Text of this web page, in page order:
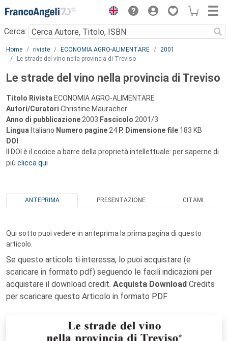
Menu
Cerca:
Main content
Home riviste ECONOMIA AGRO-ALIMENTARE
2001
Le strade del vino nella provincia di Treviso
Le strade del vino nella provincia di Treviso
Titolo Rivista ECONOMIA AGRO-ALIMENTARE
Autori/Curatori Christine Mauracher
Anno di pubblicazione 2003 Fascicolo 2001/3
Lingua Italiano Numero pagine 24 P. Dimensione file 183 KB
DOI
Il DOI è il codice a barre della proprietà intellettuale: per saperne di
più clicca qui
ANTEPRIMA PRESENTAZIONE CITAMI
Qui sotto puoi vedere in anteprima la prima pagina di questo
articolo.
Se questo articolo ti interessa, lo puoi acquistare (e
scaricare in formato pdf) seguendo le facili indicazioni per
acquistare il download credit. Acquista Download Credits
per scaricare questo Articolo in formato PDF